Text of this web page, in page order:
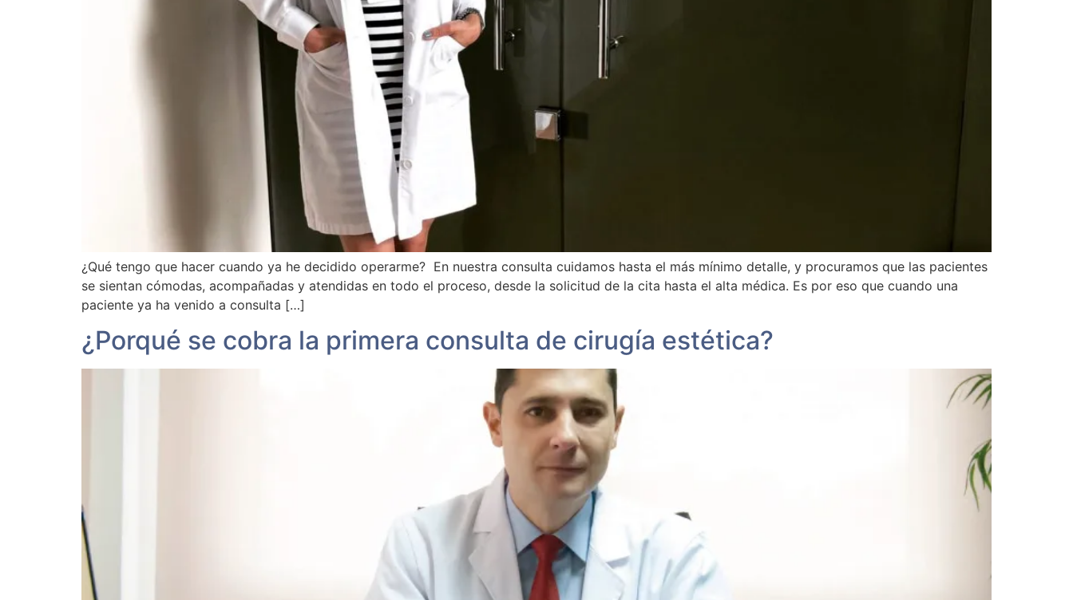
¿Qué tengo que hacer cuando ya he decidido operarme? En nuestra consulta cuidamos hasta el más mínimo detalle, y procuramos que las pacientes
se sientan cómodas, acompañadas y atendidas en todo el proceso, desde la solicitud de la cita hasta el alta médica. Es por eso que cuando una
paciente ya ha venido a consulta […]
¿Porqué se cobra la primera consulta de cirugía estética?